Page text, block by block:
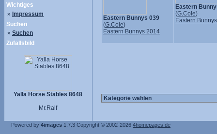
Wichtiges
» Impressum
Suchen
» Suchen
Zufallsbild
Yalla Horse Stables 8648
Mr.Ralf
Eastern Bunnys 039
(G.Cole)
Eastern Bunnys 2014
Eastern
(G.Cole)
Eastern
Powered by 4images 1.7.3 Copyright © 2002-2026 4homepages.de